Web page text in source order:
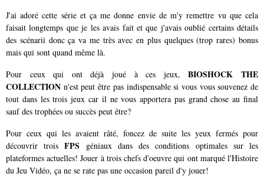
J'ai adoré cette série et ça me donne envie de m'y remettre vu que cela
faisait longtemps que je les avais fait et que j'avais oublié certains détails
des scénarii donc ça va me très avec en plus quelques (trop rares)bonus
mais qui sont quand même là.
Pour ceux qui ont déjà joué à ces jeux,BIOSHOCK THE
COLLECTION n'est peut être pas indispensable si vous vous souvenez de
tout dans les trois jeux car il ne vous apportera pas grand chose au final
sauf des trophées ou succès peut être?
Pour ceux qui les avaient râté, foncez de suite les yeux fermés pour
découvrir troisFPS géniaux dans des conditions optimales sur les
plateformes actuelles! Jouer à trois chefs d'oeuvre qui ont marqué l'Histoire
du Jeu Vidéo, ça ne se rate pas une occasion pareil d'y jouer!